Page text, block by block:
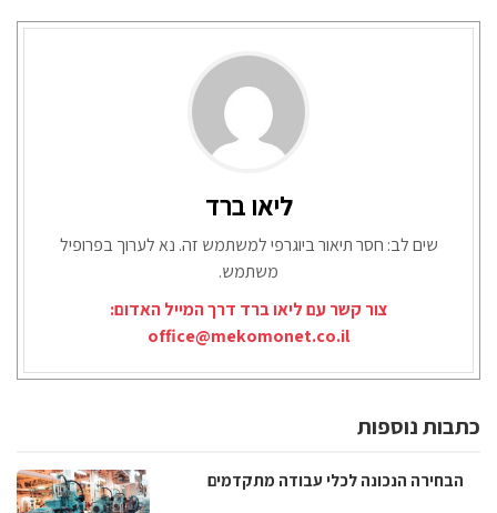
ליאו ברד
שים לב: חסר תיאור ביוגרפי למשתמש זה. נא לערוך בפרופיל
משתמש.
צור קשר עם ליאו ברד דרך המייל האדום:
office@mekomonet.co.il
כתבות נוספות
הבחירה הנכונה לכלי עבודה מתקדמים